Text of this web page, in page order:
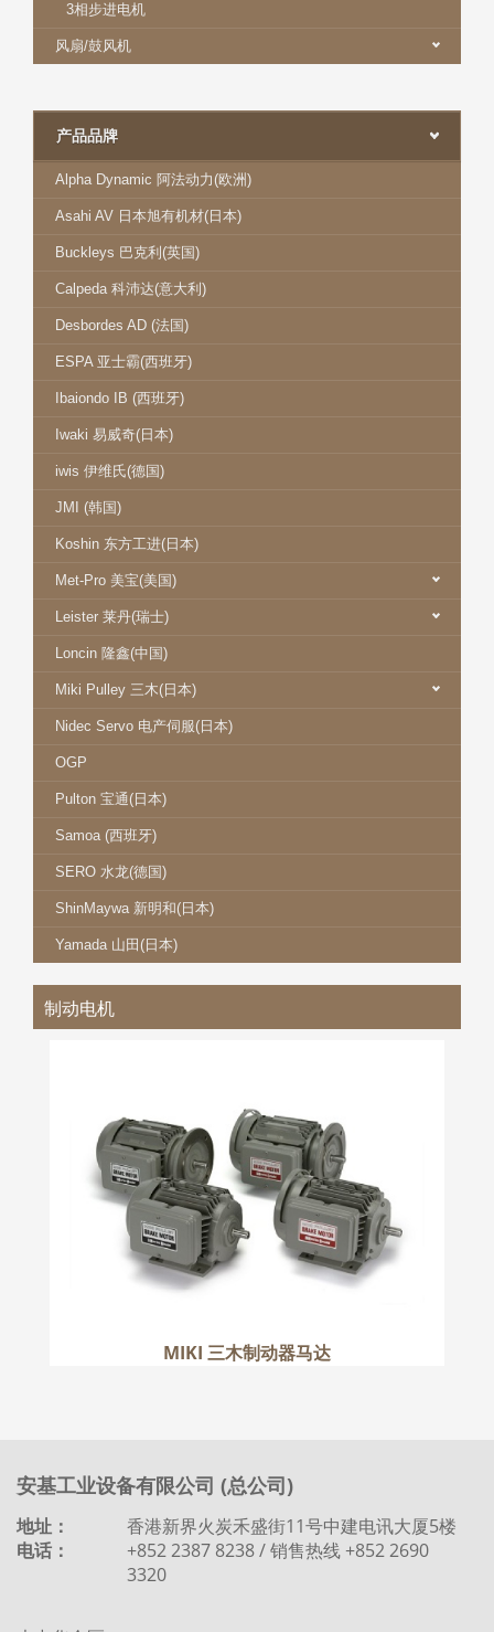
3相步进电机
风扇/鼓风机
产品品牌
Alpha Dynamic 阿法动力(欧洲)
Asahi AV 日本旭有机材(日本)
Buckleys 巴克利(英国)
Calpeda 科沛达(意大利)
Desbordes AD (法国)
ESPA 亚士霸(西班牙)
Ibaiondo IB (西班牙)
Iwaki 易威奇(日本)
iwis 伊维氏(德国)
JMI (韩国)
Koshin 东方工进(日本)
Met-Pro 美宝(美国)
Leister 莱丹(瑞士)
Loncin 隆鑫(中国)
Miki Pulley 三木(日本)
Nidec Servo 电产伺服(日本)
OGP
Pulton 宝通(日本)
Samoa (西班牙)
SERO 水龙(德国)
ShinMaywa 新明和(日本)
Yamada 山田(日本)
制动电机
MIKI 三木制动器马达
更多
安基工业设备有限公司 (总公司)
地址：
香港新界火炭禾盛街11号中建电讯大厦5楼
电话：
+852 2387 8238 / 销售热线 +852 2690
3320